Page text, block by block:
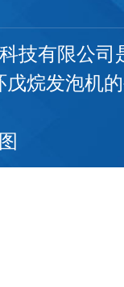
技有限公司
戊烷发泡机